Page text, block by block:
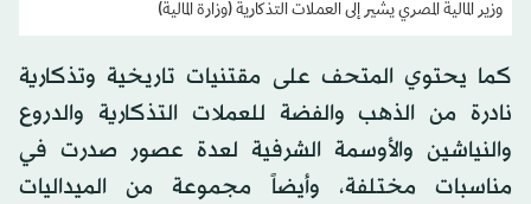
وزير المالية المصري يشير إلى العملات التذكارية (وزارة المالية)
كما يحتوي المتحف على مقتنيات تاريخية وتذكارية
نادرة من الذهب والفضة للعملات التذكارية والدروع
والنياشين والأوسمة الشرفية لعدة عصور صدرت في
مناسبات مختلفة، وأيضاً مجموعة من الميداليات